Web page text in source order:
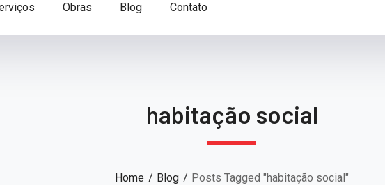
Obras Blog Contato
habitação social
Home Blog Posts Tagged "habitação social"